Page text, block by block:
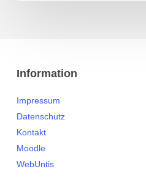
Information
Impressum
Datenschutz
Kontakt
Moodle
WebUntis